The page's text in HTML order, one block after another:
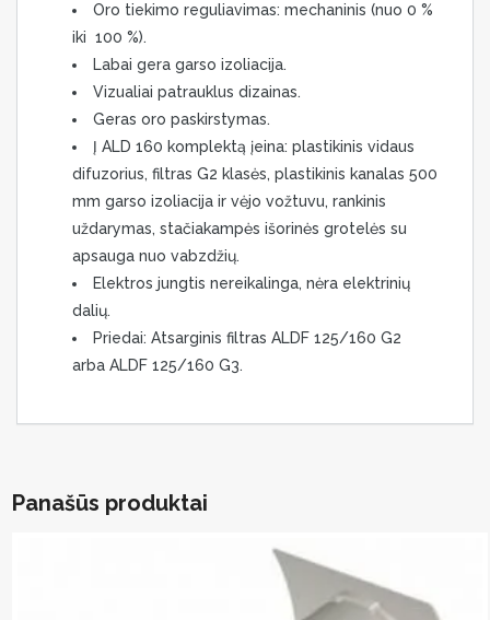
Oro tiekimo reguliavimas: mechaninis (nuo 0 %
iki 100 %).
Labai gera garso izoliacija.
Vizualiai patrauklus dizainas.
Geras oro paskirstymas.
Į ALD 160 komplektą įeina: plastikinis vidaus
difuzorius, filtras G2 klasės, plastikinis kanalas 500
mm garso izoliacija ir vėjo vožtuvu, rankinis
uždarymas, stačiakampės išorinės grotelės su
apsauga nuo vabzdžių.
Elektros jungtis nereikalinga, nėra elektrinių
dalių.
Priedai: Atsarginis filtras ALDF 125/160 G2
arba ALDF 125/160 G3.
Panašūs produktai